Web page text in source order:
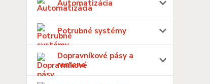
Automatizácia
Potrubné systémy
Dopravníkové pásy a
remene